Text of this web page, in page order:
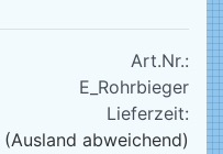
Art.Nr.:
E_Rohrbieger
Lieferzeit:
(Ausland abweichend)